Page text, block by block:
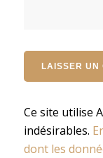
Ce site utilise
indésirables.
dont les